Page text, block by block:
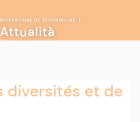
DE TECHNOLOGIE |
Attualità
diversités et de